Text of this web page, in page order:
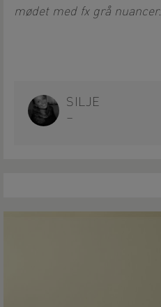
mødet med fx grå nuancer.
SILJE
–